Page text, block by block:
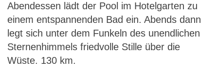
Abendessen lädt der Pool im Hotelgarten zu
einem entspannenden Bad ein. Abends dann
legt sich unter dem Funkeln des unendlichen
Sternenhimmels friedvolle Stille über die
Wüste. 130 km.